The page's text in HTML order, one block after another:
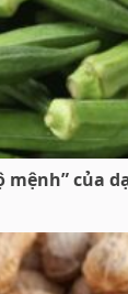
mệnh” của